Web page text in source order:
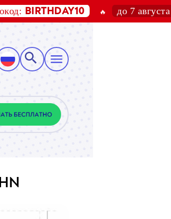
🔥 до 7 августа 2026